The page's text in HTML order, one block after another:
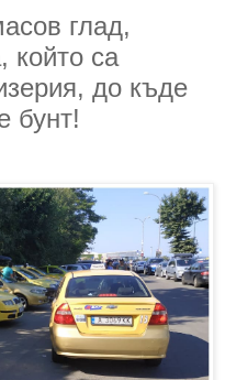
глад,
който са
до къде
бунт!